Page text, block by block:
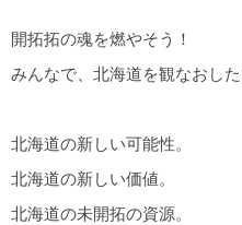
開拓拓の魂を燃やそう！
みんなで、北海道を観なおした
北海道の新しい可能性。
北海道の新しい価値。
北海道の未開拓の資源。